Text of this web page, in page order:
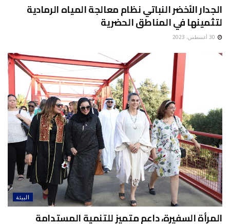
الجدار الأخضر النباتي نظام معالجة المياه الرمادية
لتثمينها في المناطق الحضرية
30 أغسطس، 2023
البيئة
المرأة السفيرة، داعم متميز للتنمية المستدامة